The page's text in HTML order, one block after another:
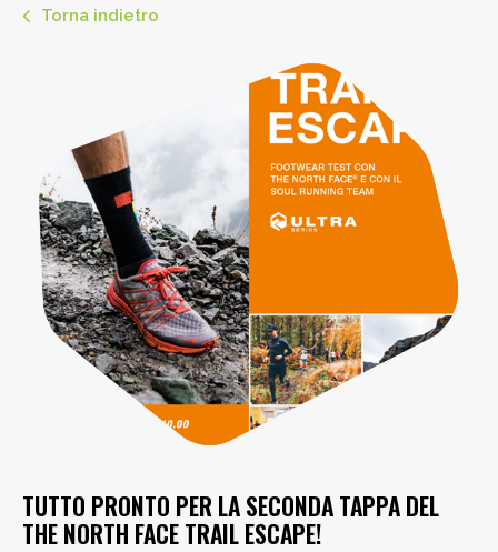
Torna indietro
TUTTO PRONTO PER LA SECONDA TAPPA DEL
THE NORTH FACE TRAIL ESCAPE!